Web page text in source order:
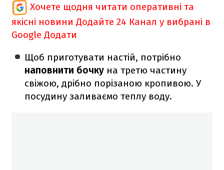
Хочете щодня читати оперативні та
якісні новини Додайте 24 Канал у вибрані в
Google Додати
Щоб приготувати настій, потрібно
наповнити бочку на третю частину
свіжою, дрібно порізаною кропивою. У
посудину заливаємо теплу воду.